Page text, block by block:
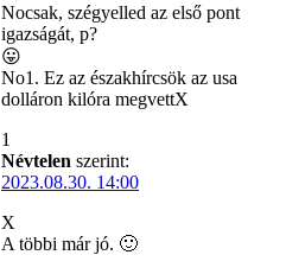
Nocsak, szégyelled az első pont
igazságát, p?
😛
No1. Ez az északhírcsök az usa
dolláron kilóra megvettX
1
Névtelen szerint:
2023.08.30. 14:00
X
A többi már jó. 🙂